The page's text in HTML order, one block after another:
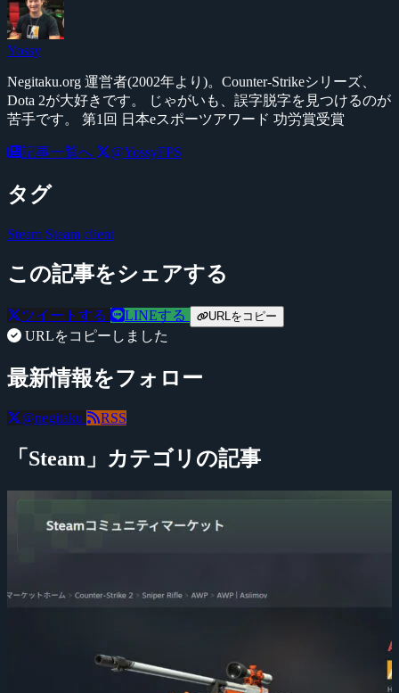
Yossy
Negitaku.org 運営者(2002年より)。Counter-Strikeシリーズ、
Dota 2が大好きです。 じゃがいも、誤字脱字を見つけるのが
苦手です。 第1回 日本eスポーツアワード 功労賞受賞
記事一覧へ @YossyFPS
タグ
Steam Steam client
この記事をシェアする
ツイートする LINEする URLをコピー
URLをコピーしました
最新情報をフォロー
@negitaku RSS
「Steam」カテゴリの記事